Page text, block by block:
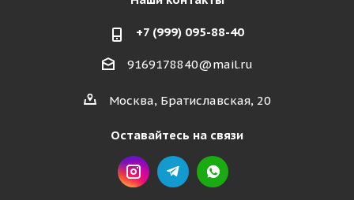
+7 (999) 095-88-40
9169178840@mail.ru
Москва, Братиславская, 20
Оставайтесь на связи